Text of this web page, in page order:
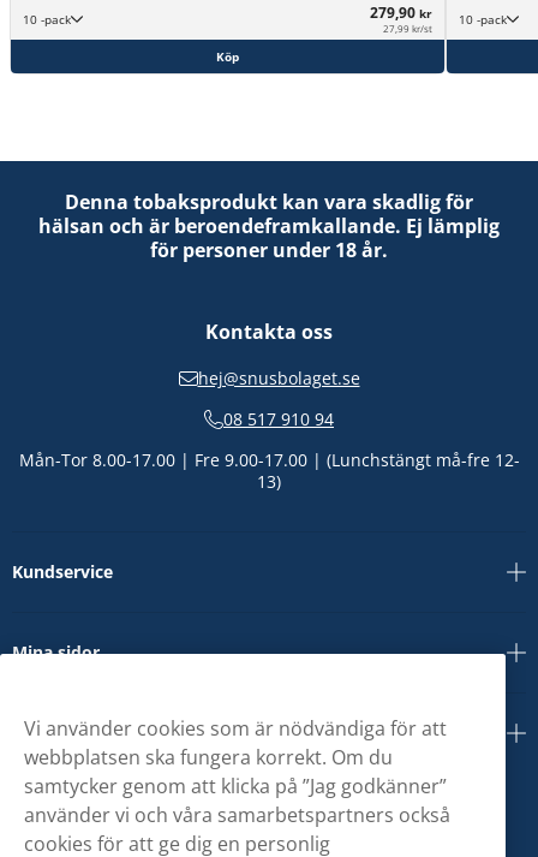
10 -pack 279,90 kr
27,99 kr/st
Köp
10 -pack
Denna tobaksprodukt kan vara skadlig för
hälsan och är beroendeframkallande. Ej lämplig
för personer under 18 år.
Kontakta oss
hej@snusbolaget.se
08 517 910 94
Mån-Tor 8.00-17.00 | Fre 9.00-17.00 | (Lunchstängt må-fre 12-
13)
Kundservice
Mina sidor
Om oss
Vi använder cookies som är nödvändiga för att
webbplatsen ska fungera korrekt. Om du
samtycker genom att klicka på ”Jag godkänner”
använder vi och våra samarbetspartners också
cookies för att ge dig en personlig